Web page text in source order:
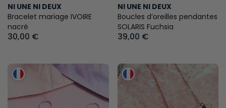
NI UNE NI DEUX
Bracelet mariage IVOIRE
nacré
30,00 €
NI UNE NI DEUX
Boucles d’oreilles pendantes
SOLARIS Fuchsia
39,00 €